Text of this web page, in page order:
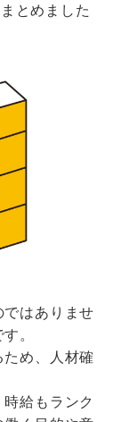
とめました
ではありませ
。
め、人材確
給もランク